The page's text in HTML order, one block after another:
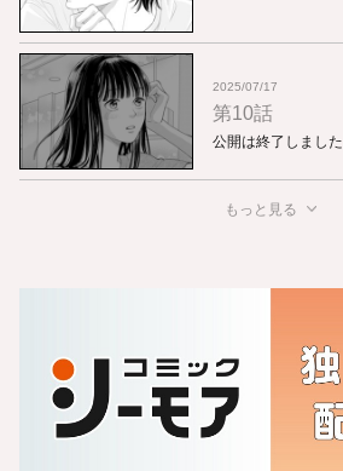
2025/07/17
第10話
公開は終了しました
もっと見る